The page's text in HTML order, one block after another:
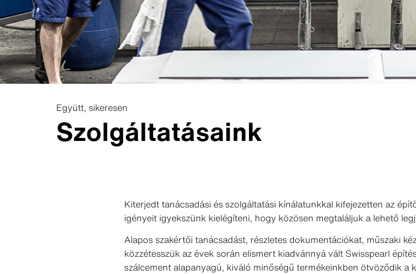
Együtt, sikeresen
Szolgáltatásaink
Kiterjedt tanácsadási és szolgáltatási kínálatunkkal kifejezetten az
igényeit igyekszünk kielégíteni, hogy közösen megtaláljuk a lehető
Alapos szakértői tanácsadást, részletes dokumentációkat, műszaki
közzétesszük az évek során elismert kiadvánnyá vált Swisspearl
szálcement alapanyagú, kiváló minőségű termékeinkben ötvöződik a